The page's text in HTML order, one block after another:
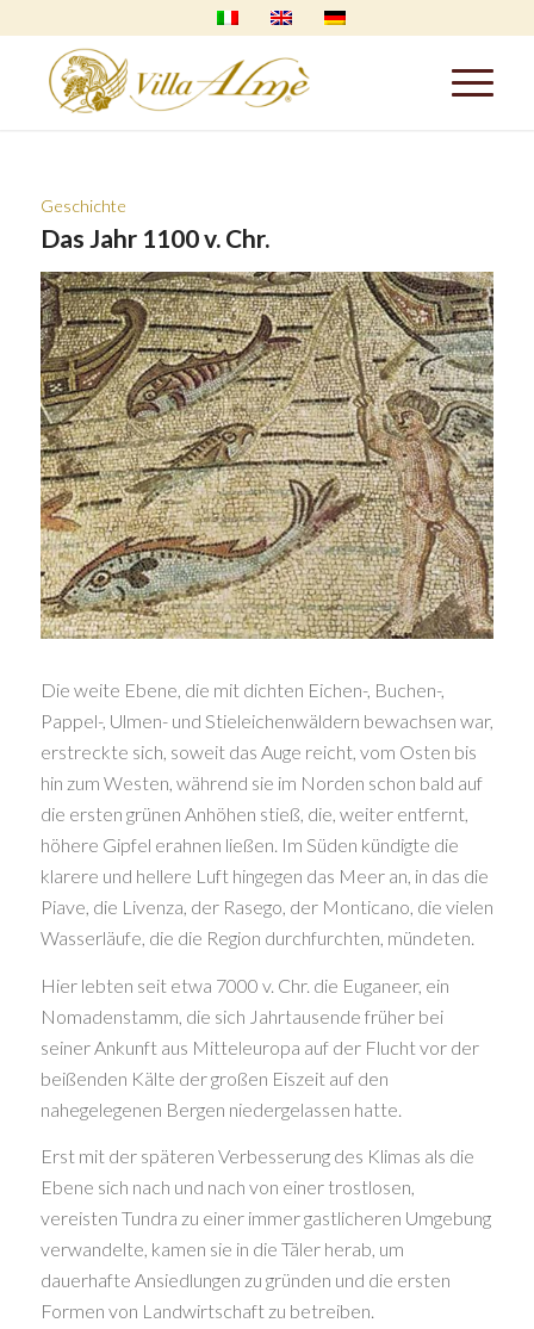
Geschichte
Das Jahr 1100 v. Chr.
Die weite Ebene, die mit dichten Eichen-, Buchen-,
Pappel-, Ulmen- und Stieleichenwäldern bewachsen war,
erstreckte sich, soweit das Auge reicht, vom Osten bis
hin zum Westen, während sie im Norden schon bald auf
die ersten grünen Anhöhen stieß, die, weiter entfernt,
höhere Gipfel erahnen ließen. Im Süden kündigte die
klarere und hellere Luft hingegen das Meer an, in das die
Piave, die Livenza, der Rasego, der Monticano, die vielen
Wasserläufe, die die Region durchfurchten, mündeten.
Hier lebten seit etwa 7000 v. Chr. die Euganeer, ein
Nomadenstamm, die sich Jahrtausende früher bei
seiner Ankunft aus Mitteleuropa auf der Flucht vor der
beißenden Kälte der großen Eiszeit auf den
nahegelegenen Bergen niedergelassen hatte.
Erst mit der späteren Verbesserung des Klimas als die
Ebene sich nach und nach von einer trostlosen,
vereisten Tundra zu einer immer gastlicheren Umgebung
verwandelte, kamen sie in die Täler herab, um
dauerhafte Ansiedlungen zu gründen und die ersten
Formen von Landwirtschaft zu betreiben.